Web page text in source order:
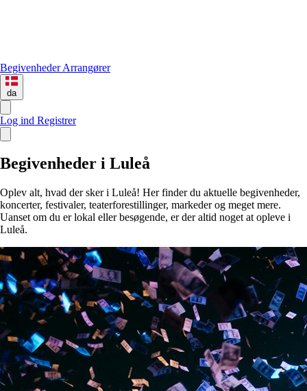
BegivenhederArrangører
da
Log ind Registrer
Begivenheder i Luleå
Oplev alt, hvad der sker i Luleå! Her finder du aktuelle begivenheder,
koncerter, festivaler, teaterforestillinger, markeder og meget mere.
Uanset om du er lokal eller besøgende, er der altid noget at opleve i
Luleå.